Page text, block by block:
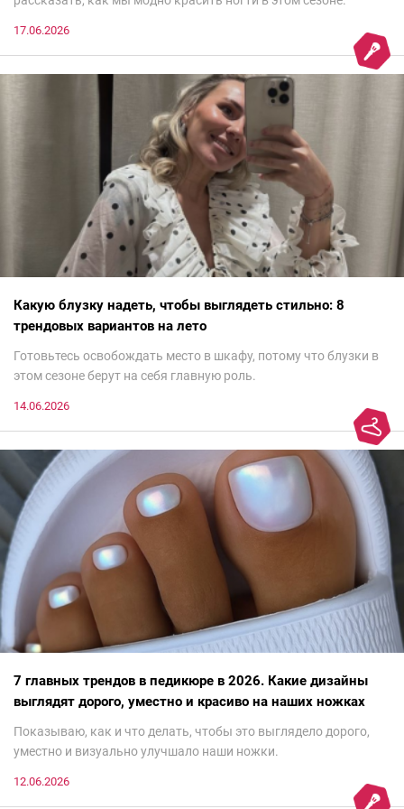
17.06.2026
Какую блузку надеть, чтобы выглядеть стильно: 8
трендовых вариантов на лето
Готовьтесь освобождать место в шкафу, потому что блузки в
этом сезоне берут на себя главную роль.
14.06.2026
7 главных трендов в педикюре в 2026. Какие дизайны
выглядят дорого, уместно и красиво на наших ножках
Показываю, как и что делать, чтобы это выглядело дорого,
уместно и визуально улучшало наши ножки.
12.06.2026